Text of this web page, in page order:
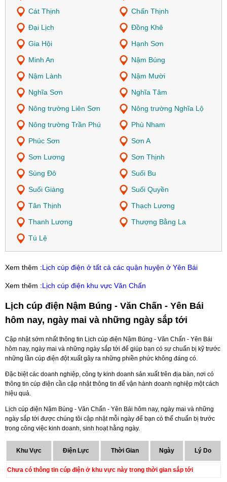
Cát Thịnh
Chấn Thịnh
Đại Lịch
Đồng Khê
Gia Hội
Hạnh Sơn
Minh An
Nậm Búng
Nậm Lành
Nậm Mười
Nghĩa Sơn
Nghĩa Tâm
Nông trường Liên Sơn
Nông trường Nghĩa Lộ
Nông trường Trần Phú
Phù Nham
Phúc Sơn
Sơn A
Sơn Lương
Sơn Thịnh
Sùng Đô
Suối Bu
Suối Giàng
Suối Quyền
Tân Thịnh
Thạch Lương
Thanh Lương
Thượng Bằng La
Tú Lệ
Xem thêm :Lịch cúp điện ở tất cả các quận huyện ở Yên Bái
Xem thêm :Lịch cúp điện khu vực Văn Chấn
Lịch cúp điện Nậm Búng - Văn Chấn - Yên Bái
hôm nay, ngày mai và những ngày sắp tới
Cập nhật sớm nhất thông tin Lịch cúp điện Nậm Búng - Văn Chấn - Yên Bái
hôm nay, ngày mai và những ngày sắp tới để giúp bạn có sự chuẩn bị kỹ trước
những lần cúp điện đột xuất gây ra những phiền phức không đáng có.
Đặc biệt các doanh nghiệp, công ty kinh doanh sản xuất trên địa bàn, nơi có
thông tin cúp điện cần cập nhật thông tin để vận hành doanh nghiệp một cách
hiệu quả.
Lịch cúp điện Nậm Búng - Văn Chấn - Yên Bái hôm nay, ngày mai và những
ngày sắp tới được chúng tôi cập nhật mỗi ngày để bạn có thể chuẩn bị trước
trong công việc kinh doanh, sinh hoạt hằng ngày.
Khu Vực Điện Lực Thời Gian Ngày Lý Do
Chưa có thông tin cúp điện ở khu vực này trong thời gian sắp tới